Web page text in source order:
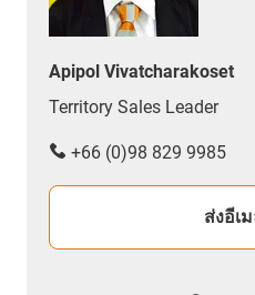
Apipol Vivatcharakoset
Territory Sales Leader
+66 (0)98 829 9985
ส่งอีเ